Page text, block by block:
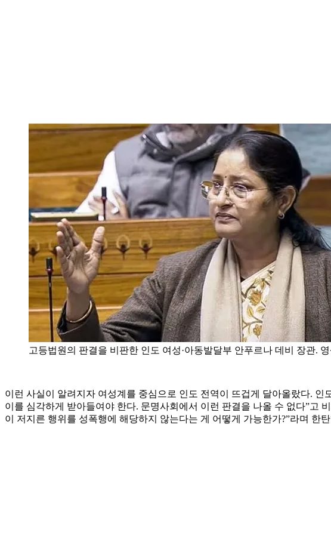
고등법원의 판결을 비판한 인도 여성·아동발달부 안푸르나 데비 장관. 영
이런 사실이 알려지자 여성계를 중심으로 인도 전역이 뜨겁게 달아올랐다. 인
이를 심각하게 받아들여야 한다. 문명사회에서 이런 판결을 나올 수 없다”고
이 저지른 행위를 성폭행에 해당하지 않는다는 게 어떻게 가능한가?”라며 한